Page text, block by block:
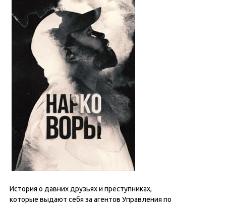
История о давних друзьях и преступниках,
которые выдают себя за агентов Управления по